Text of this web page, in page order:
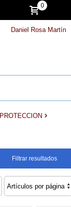
0
PROTECCION
Filtrar resultados